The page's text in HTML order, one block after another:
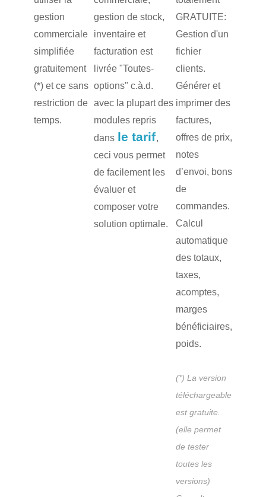
gestion
commerciale
simplifiée
gratuitement
(*) et ce sans
restriction de
temps.
gestion de stock,
inventaire et
facturation est
livrée "Toutes-
options" c.à.d.
avec la plupart des
modules repris
dans le tarif,
ceci vous permet
de facilement les
évaluer et
composer votre
solution optimale.
GRATUITE:
Gestion d'un
fichier
clients.
Générer et
imprimer des
factures,
offres de prix,
notes
d’envoi, bons
de
commandes.
Calcul
automatique
des totaux,
taxes,
acomptes,
marges
bénéficiaires,
poids.
(*) La version
téléchargeable
est gratuite.
(elle permet
de tester
toutes les
versions)